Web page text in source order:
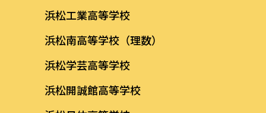
浜松工業高等学校
浜松南高等学校（理数）
浜松学芸高等学校
浜松開誠館高等学校